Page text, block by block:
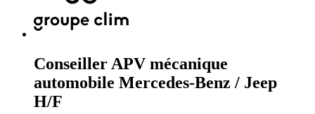
Conseiller APV mécanique
automobile Mercedes-Benz / Jeep
H/F